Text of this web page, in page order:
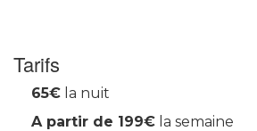
Tarifs
65€ la nuit
A partir de 199€ la semaine